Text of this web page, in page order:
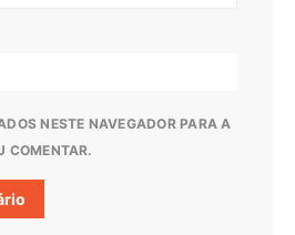
NESTE NAVEGADOR PARA A
COMENTAR.